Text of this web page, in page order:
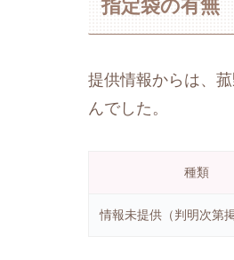
指定袋の有無
提供情報からは、
んでした。
種類
情報未提供（判明次第掲